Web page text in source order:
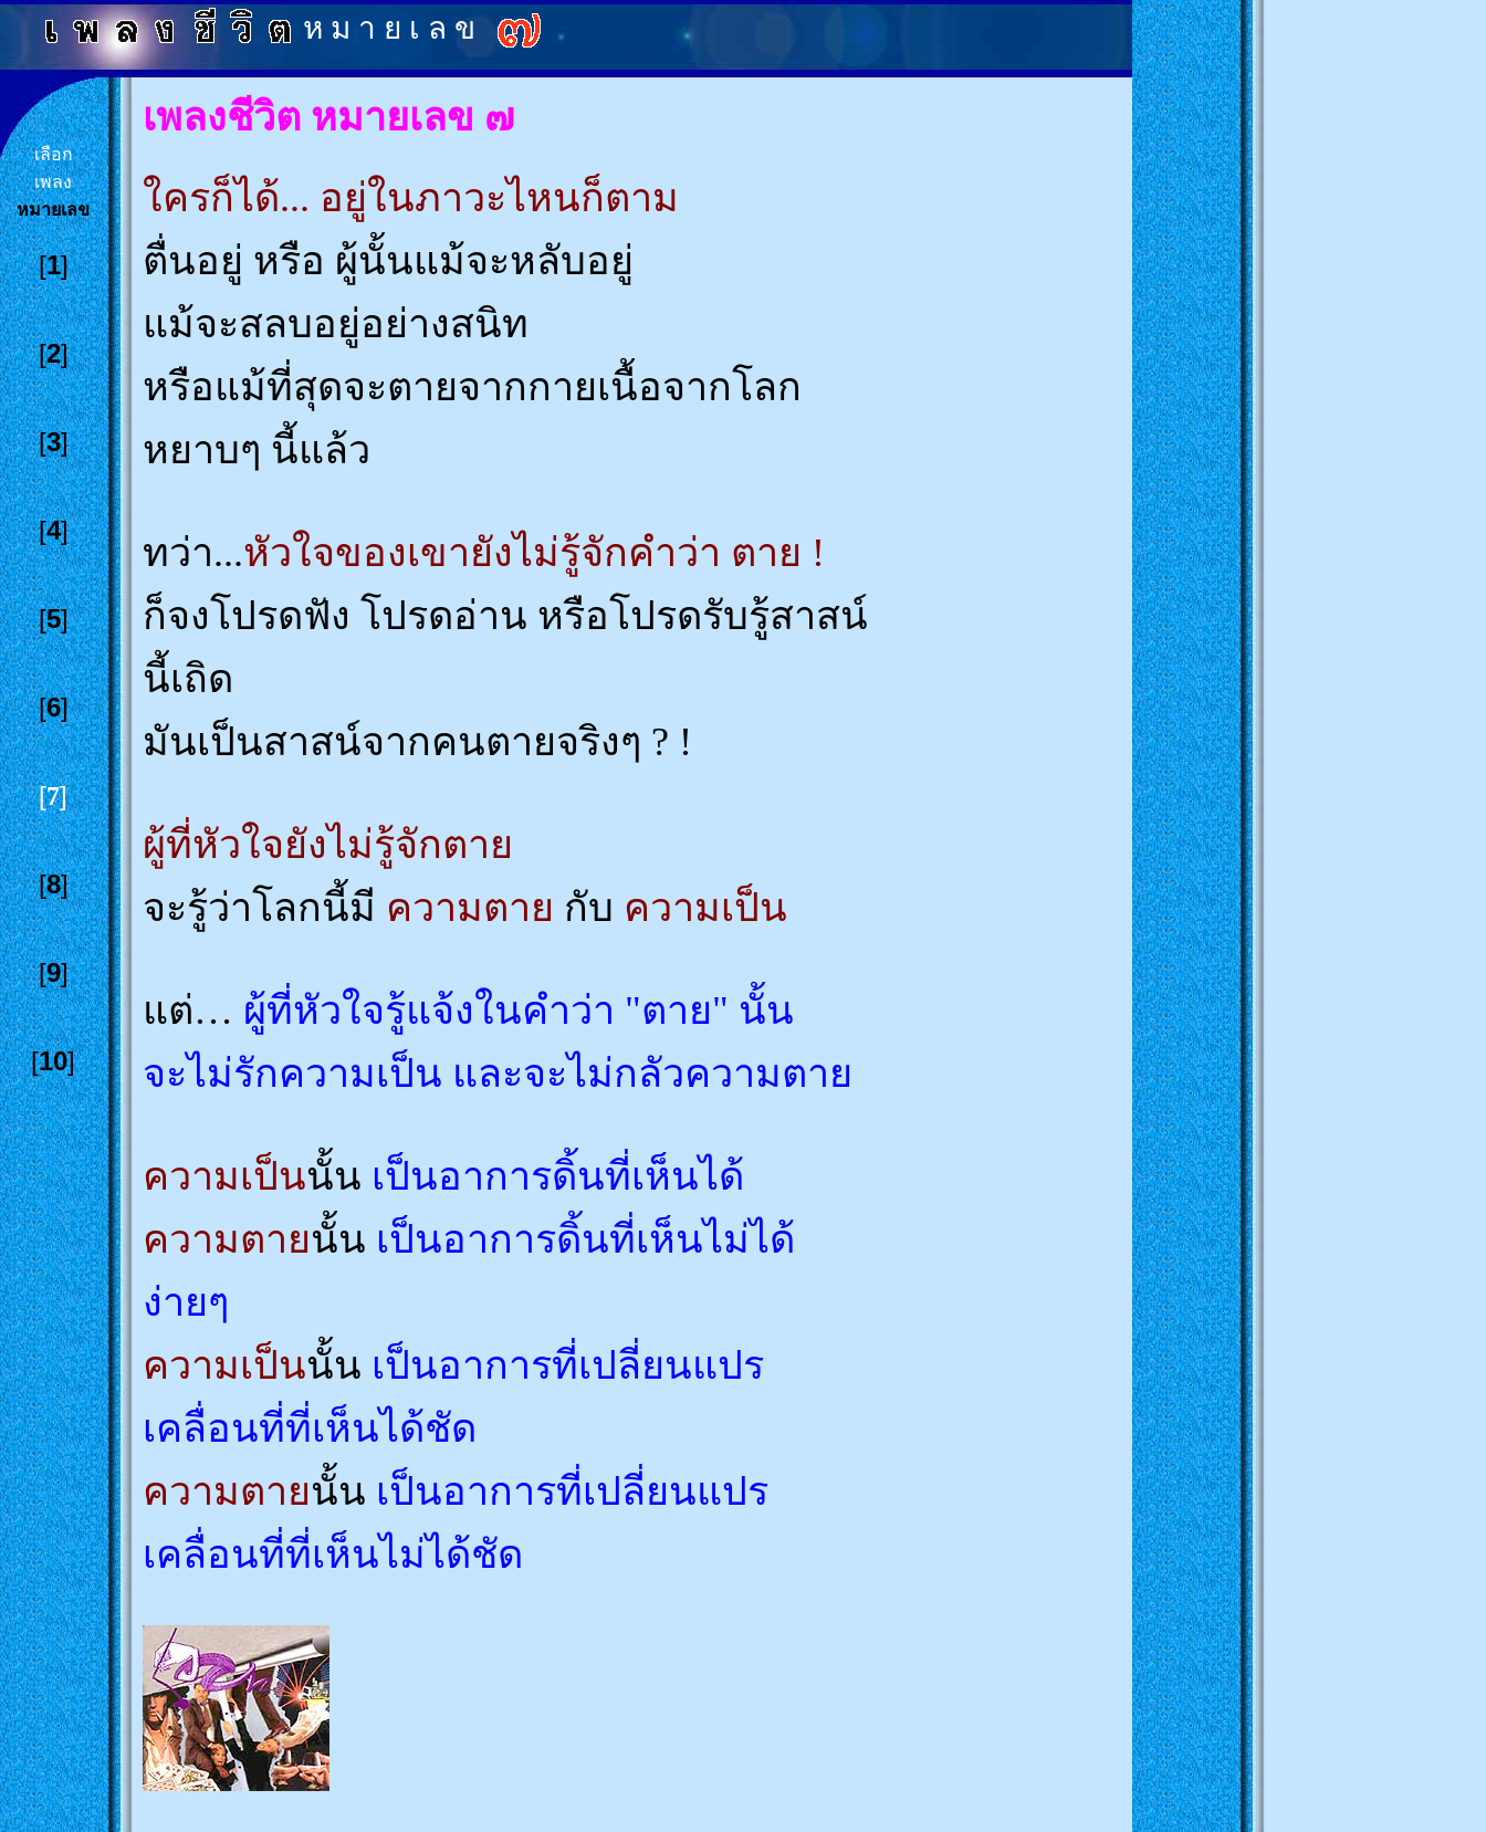
เพลงชีวิต หมายเลข ๗
ใครก็ได้... อยู่ในภาวะไหนก็ตาม
ตื่นอยู่ หรือ ผู้นั้นแม้จะหลับอยู่
แม้จะสลบอยู่อย่างสนิท
หรือแม้ที่สุดจะตายจากกายเนื้อจากโลก
หยาบๆ นี้แล้ว
ทว่า...หัวใจของเขายังไม่รู้จักคำว่า ตาย !
ก็จงโปรดฟัง โปรดอ่าน หรือโปรดรับรู้สาสน์
นี้เถิด
มันเป็นสาสน์จากคนตายจริงๆ ? !
ผู้ที่หัวใจยังไม่รู้จักตาย
จะรู้ว่าโลกนี้มี ความตาย กับ ความเป็น
แต่… ผู้ที่หัวใจรู้แจ้งในคำว่า "ตาย" นั้น
จะไม่รักความเป็น และจะไม่กลัวความตาย
ความเป็นนั้น เป็นอาการดิ้นที่เห็นได้
ความตายนั้น เป็นอาการดิ้นที่เห็นไม่ได้
ง่ายๆ
ความเป็นนั้น เป็นอาการที่เปลี่ยนแปร
เคลื่อนที่ที่เห็นได้ชัด
ความตายนั้น เป็นอาการที่เปลี่ยนแปร
เคลื่อนที่ที่เห็นไม่ได้ชัด
ห ม า ย เ ล ข
เลือก
เพลง
หมายเลข
[1]
[2]
[3]
[4]
[5]
[6]
[7]
[8]
[9]
[10]